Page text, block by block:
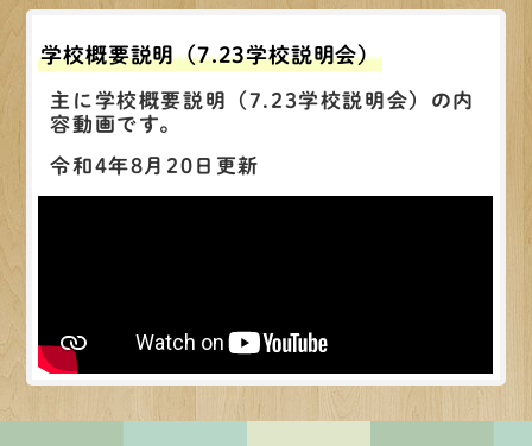
学校概要説明（7.23学校説明会）
主に学校概要説明（7.23学校説明会）の内
容動画です。
令和4年8月20日更新